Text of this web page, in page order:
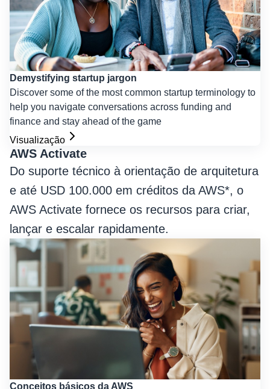
Demystifying startup jargon
Discover some of the most common startup terminology to
help you navigate conversations across funding and
finance and stay ahead of the game
Visualização
AWS Activate
Do suporte técnico à orientação de arquitetura
e até USD 100.000 em créditos da AWS*, o
AWS Activate fornece os recursos para criar,
lançar e escalar rapidamente.
Conceitos básicos da AWS